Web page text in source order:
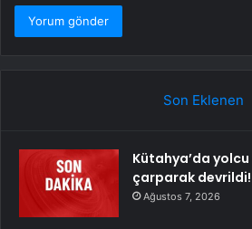
Son Eklenen
Kütahya’da
çarparak devrildi!
Ağustos 7, 2026